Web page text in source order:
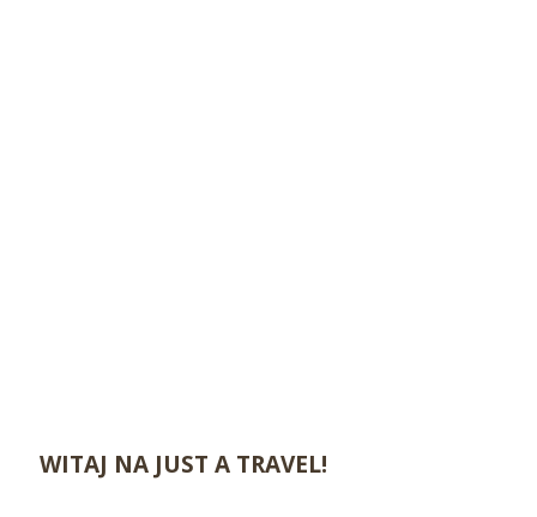
WITAJ NA JUST A TRAVEL!